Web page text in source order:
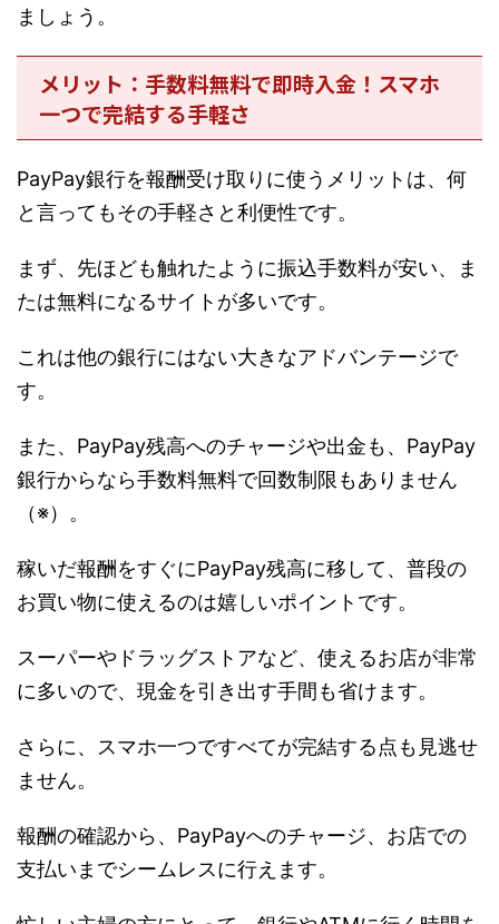
ましょう。
メリット：手数料無料で即時入金！スマホ
一つで完結する手軽さ
PayPay銀行を報酬受け取りに使うメリットは、何
と言ってもその手軽さと利便性です。
まず、先ほども触れたように振込手数料が安い、ま
たは無料になるサイトが多いです。
これは他の銀行にはない大きなアドバンテージで
す。
また、PayPay残高へのチャージや出金も、PayPay
銀行からなら手数料無料で回数制限もありません
（※）。
稼いだ報酬をすぐにPayPay残高に移して、普段の
お買い物に使えるのは嬉しいポイントです。
スーパーやドラッグストアなど、使えるお店が非常
に多いので、現金を引き出す手間も省けます。
さらに、スマホ一つですべてが完結する点も見逃せ
ません。
報酬の確認から、PayPayへのチャージ、お店での
支払いまでシームレスに行えます。